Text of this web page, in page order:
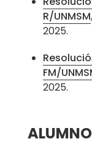
MG.
QUISPE
R/UNMSM
2025.
FM/
2025.